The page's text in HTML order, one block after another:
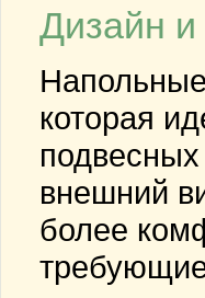
Дизайн
которая
внешний
более
требующие